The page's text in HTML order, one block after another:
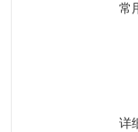
常
详